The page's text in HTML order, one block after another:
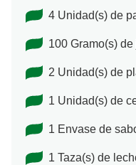
4 Unidad(s) de
100 Gramo(s)
2 Unidad(s) de
1 Unidad(s) de
1 Envase de
1 Taza(s) de